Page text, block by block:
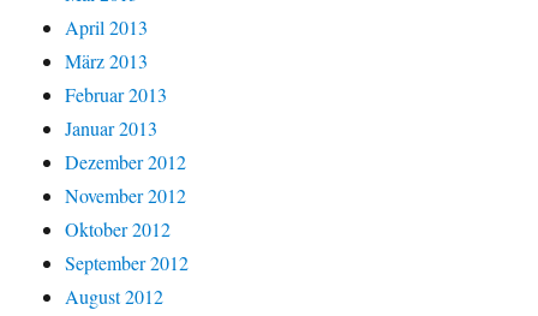
April 2013
März 2013
Februar 2013
Januar 2013
Dezember 2012
November 2012
Oktober 2012
September 2012
August 2012